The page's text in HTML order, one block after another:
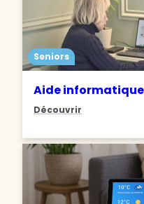
Seniors
Aide
Découvrir